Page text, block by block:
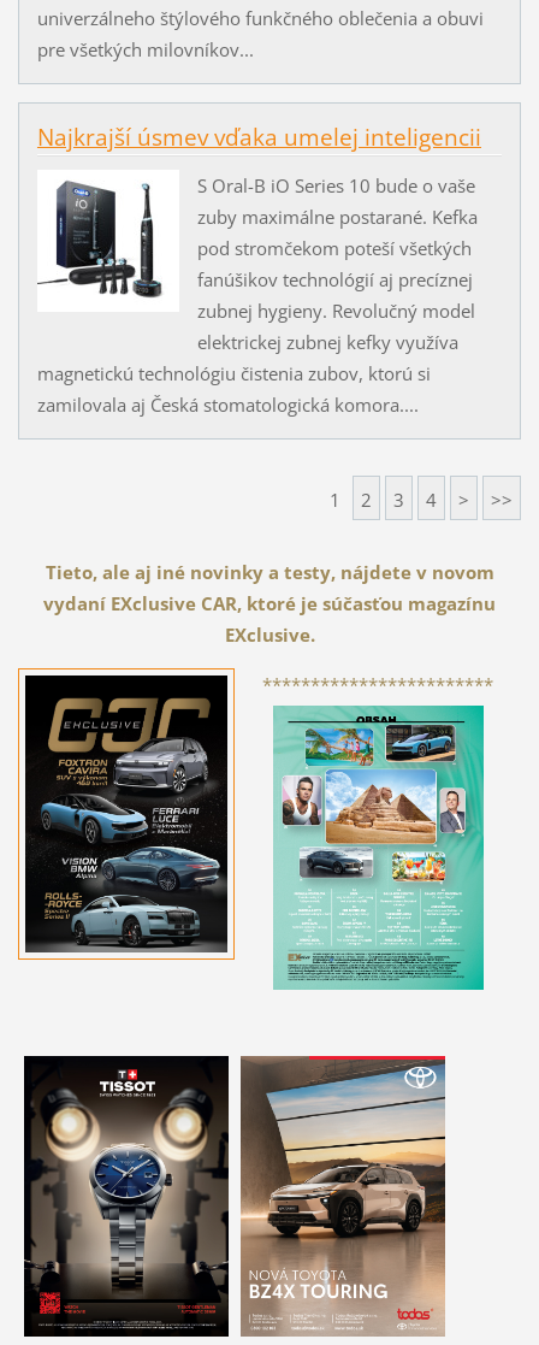
univerzálneho štýlového funkčného oblečenia a obuvi
pre všetkých milovníkov...
Najkrajší úsmev vďaka umelej inteligencii
S Oral-B iO Series 10 bude o vaše
zuby maximálne postarané. Kefka
pod stromčekom poteší všetkých
fanúšikov technológií aj precíznej
zubnej hygieny. Revolučný model
elektrickej zubnej kefky využíva
magnetickú technológiu čistenia zubov, ktorú si
zamilovala aj Česká stomatologická komora....
1 2 3 4 > >>
Tieto, ale aj iné novinky a testy, nájdete v novom
vydaní EXclusive CAR, ktoré je súčasťou magazínu
EXclusive.
************************